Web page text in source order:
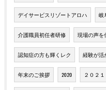
デイサービスリゾートアロハ 岐
介護職員初任者研修 現場の声を
認知症の方も輝くレク 経験が活
年末のご挨拶 2020 ２０２１